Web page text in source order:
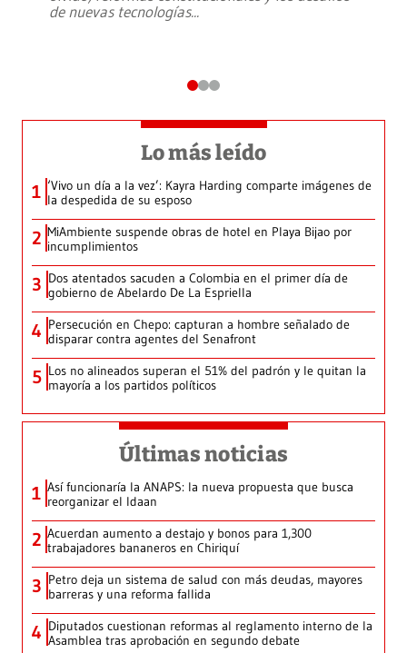
de nuevas tecnologías...
Lo más leído
1 ‘Vivo un día a la vez’: Kayra Harding comparte imágenes de
la despedida de su esposo
2 MiAmbiente suspende obras de hotel en Playa Bijao por
incumplimientos
3 Dos atentados sacuden a Colombia en el primer día de
gobierno de Abelardo De La Espriella
4 Persecución en Chepo: capturan a hombre señalado de
disparar contra agentes del Senafront
5 Los no alineados superan el 51% del padrón y le quitan la
mayoría a los partidos políticos
Últimas noticias
1 Así funcionaría la ANAPS: la nueva propuesta que busca
reorganizar el Idaan
2 Acuerdan aumento a destajo y bonos para 1,300
trabajadores bananeros en Chiriquí
3 Petro deja un sistema de salud con más deudas, mayores
barreras y una reforma fallida
4 Diputados cuestionan reformas al reglamento interno de la
Asamblea tras aprobación en segundo debate